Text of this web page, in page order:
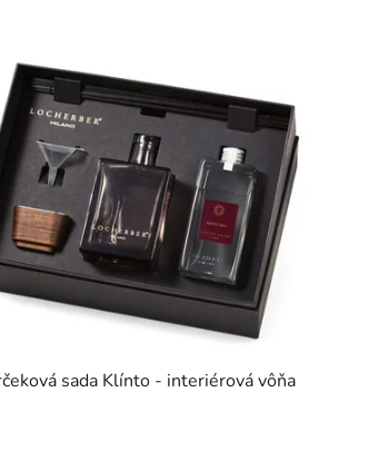
Darčeková sada Klínto - interiérová vôňa